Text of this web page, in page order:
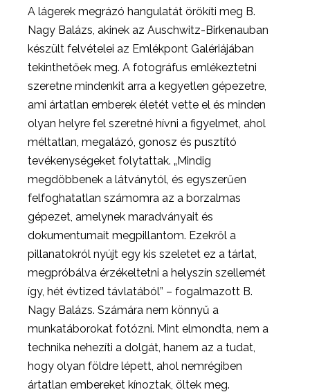
A lágerek megrázó hangulatát örökíti meg B.
Nagy Balázs, akinek az Auschwitz-Birkenauban
készült felvételei az Emlékpont Galériájában
tekinthetőek meg. A fotográfus emlékeztetni
szeretne mindenkit arra a kegyetlen gépezetre,
ami ártatlan emberek életét vette el és minden
olyan helyre fel szeretné hívni a figyelmet, ahol
méltatlan, megalázó, gonosz és pusztító
tevékenységeket folytattak. „Mindig
megdöbbenek a látványtól, és egyszerűen
felfoghatatlan számomra az a borzalmas
gépezet, amelynek maradványait és
dokumentumait megpillantom. Ezekről a
pillanatokról nyújt egy kis szeletet ez a tárlat,
megpróbálva érzékeltetni a helyszín szellemét
így, hét évtized távlatából” – fogalmazott B.
Nagy Balázs. Számára nem könnyű a
munkatáborokat fotózni. Mint elmondta, nem a
technika nehezíti a dolgát, hanem az a tudat,
hogy olyan földre lépett, ahol nemrégiben
ártatlan embereket kínoztak, öltek meg.